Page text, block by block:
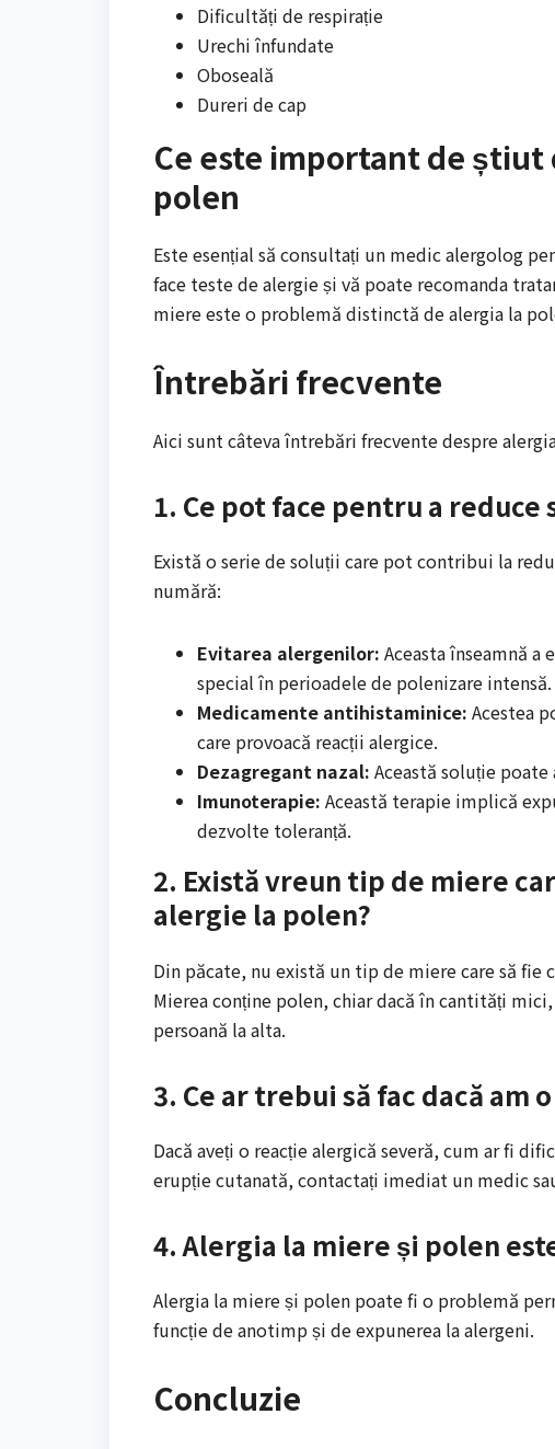
Dificultăți de respirație
Urechi înfundate
Oboseală
Dureri de cap
Ce este important de
polen
Este esențial să consultați un medic alergolog
face teste de alergie și vă poate recomanda
miere este o problemă distinctă de alergia la
Întrebări frecvente
Aici sunt câteva întrebări frecvente despre
1. Ce pot face pentru a
Există o serie de soluții care pot contribui la
numără:
Evitarea alergenilor: Aceasta înseamnă
special în perioadele de polenizare intensă.
Medicamente antihistaminice: Acestea
care provoacă reacții alergice.
Dezagregant nazal: Această soluție
Imunoterapie: Această terapie implică
dezvolte toleranță.
2. Există vreun tip de miere
alergie la polen?
Din păcate, nu există un tip de miere care să
Mierea conține polen, chiar dacă în cantități
persoană la alta.
3. Ce ar trebui să fac dacă am
Dacă aveți o reacție alergică severă, cum ar fi
erupție cutanată, contactați imediat un medic
4. Alergia la miere și polen
Alergia la miere și polen poate fi o problemă
funcție de anotimp și de expunerea la alergeni.
Concluzie